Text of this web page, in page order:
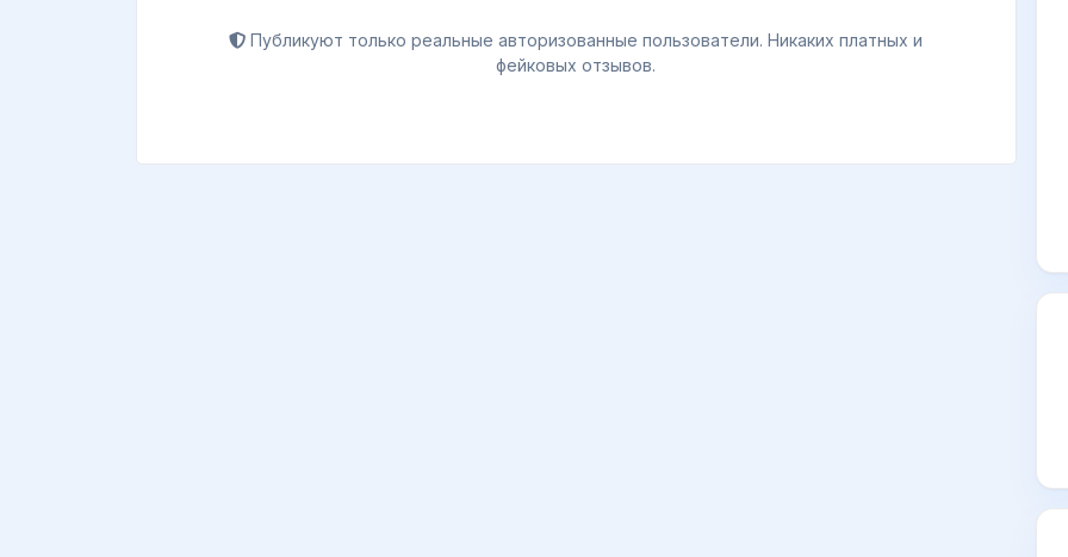
Публикуют только реальные авторизованные пользователи. Никаких платных и
фейковых отзывов.